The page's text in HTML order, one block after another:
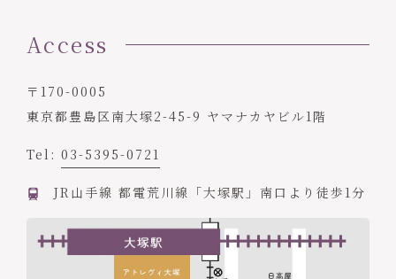
Access
〒170-0005
東京都豊島区南大塚2-45-9 ヤマナカヤビル1階
Tel: 03-5395-0721
JR山手線 都電荒川線「大塚駅」南口より徒歩1分